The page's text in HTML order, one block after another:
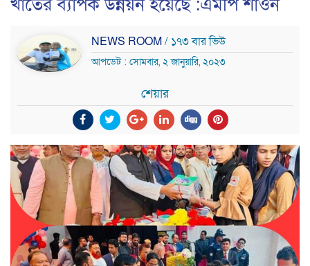
খাতের ব্যাপক উন্নয়ন হয়েছে :এমপি শাওন
NEWS ROOM/ ১৭৩ বার ভিউ
আপডেট : সোমবার, ২ জানুয়ারি, ২০২৩
শেয়ার